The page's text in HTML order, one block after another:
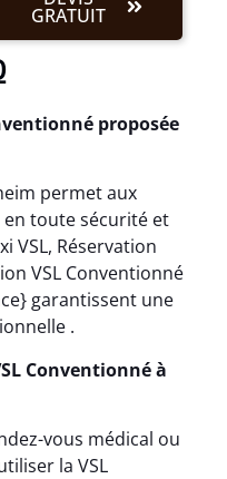
GRATUIT
proposée
permet aux
en toute sécurité et
VSL, Réservation
VSL Conventionné
garantissent une
.
Conventionné à
vous médical ou
la VSL